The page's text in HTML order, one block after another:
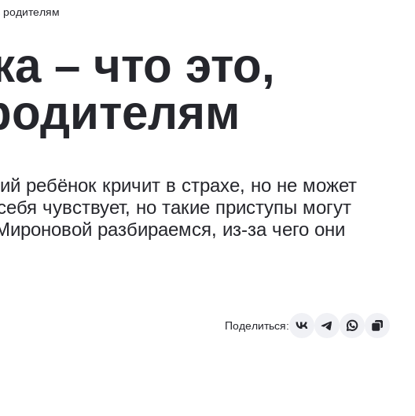
родителям
– что это,
ребёнок кричит в страхе, но не может
чувствует, но такие приступы могут
разбираемся, из-за чего они
Поделиться: